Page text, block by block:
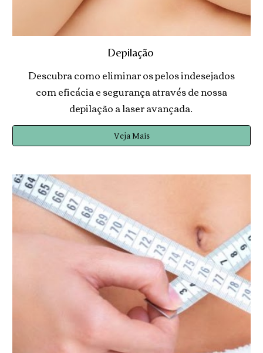
Depilação
Descubra como eliminar os pelos indesejados
com eficácia e segurança através de nossa
depilação a laser avançada.
Veja Mais